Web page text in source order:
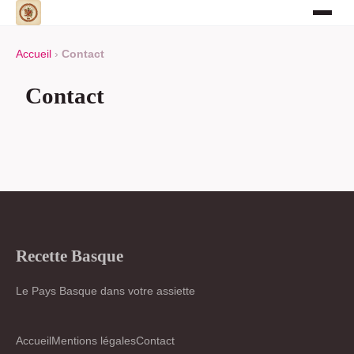
Accueil › Contact
Contact
Recette Basque
Le Pays Basque dans votre assiette
AccueilMentions légalesContact